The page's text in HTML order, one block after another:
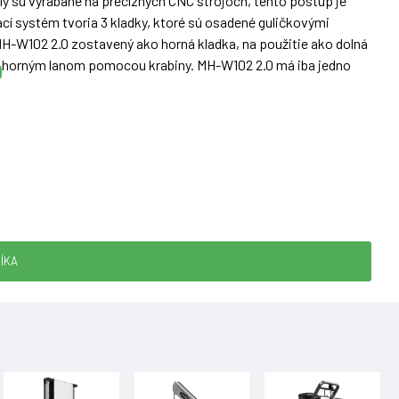
systém tvoria 3 kladky, ktoré sú osadené guličkovými
W102 2.0 zostavený ako horná kladka, na použitie ako dolná
lanom pomocou krabiny. MH-W102 2.0 má iba jedno
tŕňmi s priemerom 25 milimetrov. Ako záťaž teda môžete
je potrebné pripevniť k stene. Kotviaci materiál nie je
zároveň zamedzujú zdvíhaniu konštrukcie. Zarážka nôh je
Pohodlné polstrovanie je vyrobené zo syntetickej kože.
124 cm šírka: 51 cm (bez adpatéra) Hmotnosť: 20,4 kg